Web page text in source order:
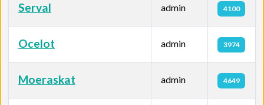
Serval admin 4100
Ocelot admin 3974
Moeraskat admin 4649